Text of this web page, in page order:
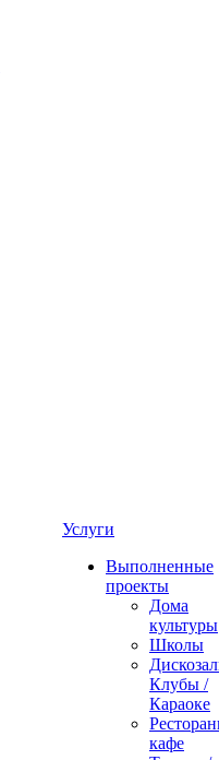
Услуги
Выполненные
проекты
Дома
культуры
Школы
Клубы /
Караоке
кафе